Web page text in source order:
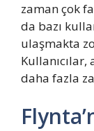
zaman çok
da bazı
ulaşmakta
daha fazla